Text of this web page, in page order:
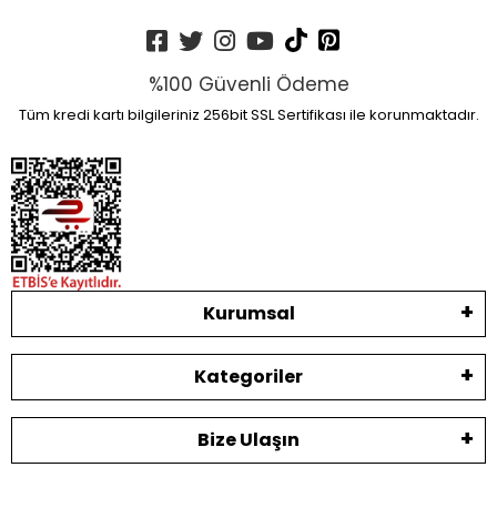
%100 Güvenli Ödeme
Tüm kredi kartı bilgileriniz 256bit SSL Sertifikası ile korunmaktadır.
Kurumsal
Kategoriler
Bize Ulaşın